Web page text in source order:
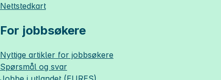
Nettstedkart
For jobbsøkere
Nyttige artikler for jobbsøkere
Spørsmål og svar